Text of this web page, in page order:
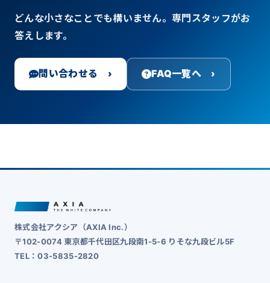
どんな小さなことでも構いません。専門スタッフがお
答えします。
問い合わせる › FAQ一覧へ ›
株式会社アクシア（AXIA Inc.）
〒102-0074 東京都千代田区九段南1-5-6 りそな九段ビル5F
TEL：03-5835-2820